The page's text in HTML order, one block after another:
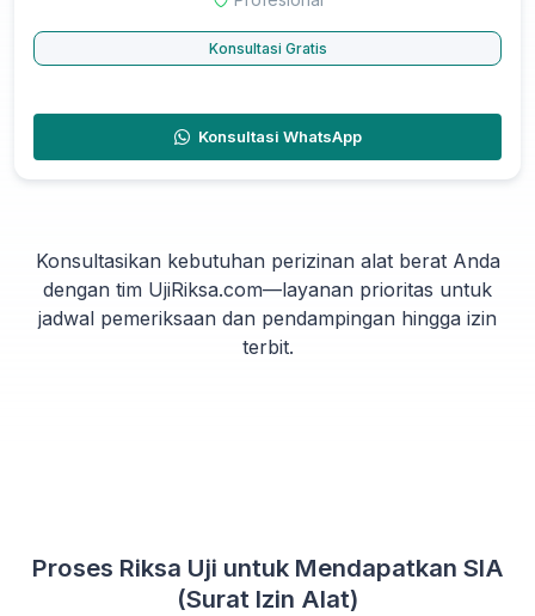
Konsultasi Gratis
Konsultasi WhatsApp
Konsultasikan kebutuhan perizinan alat berat Anda
dengan tim UjiRiksa.com—layanan prioritas untuk
jadwal pemeriksaan dan pendampingan hingga izin
terbit.
Proses Riksa Uji untuk Mendapatkan SIA
(Surat Izin Alat)